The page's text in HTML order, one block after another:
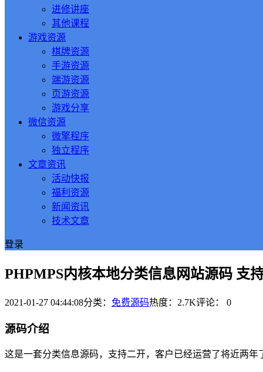
进修讲座
其他课程
游戏资源
棋牌资源
手游资源
端游资源
页游资源
游戏分享
微信资源
微擎程序
独立程序
文章资讯
活动快报
福利资源
新闻资讯
技术文章
登录
PHPMPS内核本地分类信息网站源码 支
2021-01-27 04:44:08分类： 免费源码热度：2.7K评论： 0
源码介绍
这是一套分类信息源码，支持二开，客户已经运营了将近两